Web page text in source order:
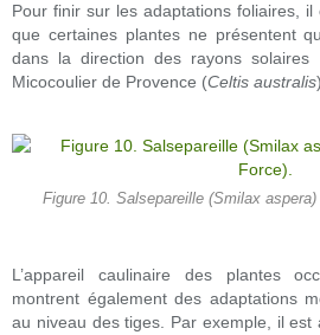
Pour finir sur les adaptations foliaires,
que certaines plantes ne présentent
dans la direction des rayons
Micocoulier de Provence (Celtis australis
Figure 10. Salsepareille (Smilax
L’appareil caulinaire des plantes
montrent également des adaptations
au niveau des tiges. Par exemple, il